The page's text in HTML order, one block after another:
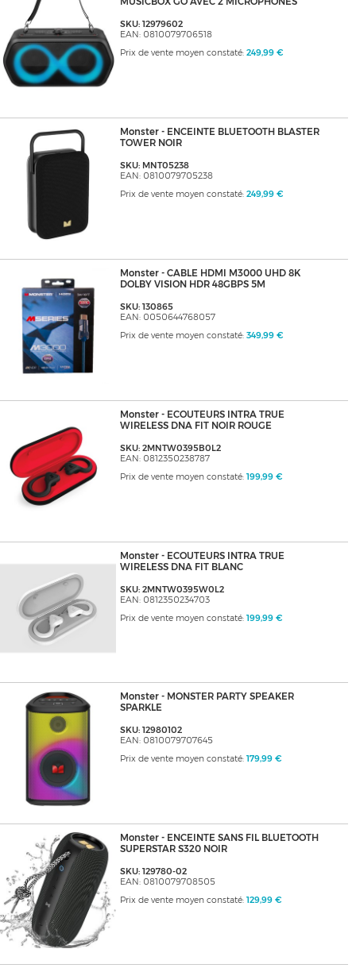
SKU: 12979602
EAN: 0810079706518
Prix de vente moyen constaté: 249,99 €
Monster - ENCEINTE BLUETOOTH BLASTER
TOWER NOIR
SKU: MNT05238
EAN: 0810079705238
Prix de vente moyen constaté: 249,99 €
Monster - CABLE HDMI M3000 UHD 8K
DOLBY VISION HDR 48GBPS 5M
SKU: 130865
EAN: 0050644768057
Prix de vente moyen constaté: 349,99 €
Monster - ECOUTEURS INTRA TRUE
WIRELESS DNA FIT NOIR ROUGE
SKU: 2MNTW0395B0L2
EAN: 0812350238787
Prix de vente moyen constaté: 199,99 €
Monster - ECOUTEURS INTRA TRUE
WIRELESS DNA FIT BLANC
SKU: 2MNTW0395W0L2
EAN: 0812350234703
Prix de vente moyen constaté: 199,99 €
Monster - MONSTER PARTY SPEAKER
SPARKLE
SKU: 12980102
EAN: 0810079707645
Prix de vente moyen constaté: 179,99 €
Monster - ENCEINTE SANS FIL BLUETOOTH
SUPERSTAR S320 NOIR
SKU: 129780-02
EAN: 0810079708505
Prix de vente moyen constaté: 129,99 €